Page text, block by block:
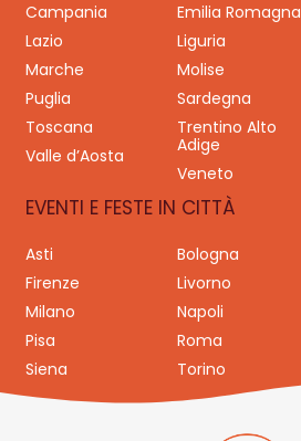
Campania
Emilia Romagna
Lazio
Liguria
Marche
Molise
Puglia
Sardegna
Toscana
Trentino Alto
Adige
Valle d’Aosta
Veneto
EVENTI E FESTE IN CITTÀ
Asti Bologna
Firenze
Livorno
Milano
Napoli
Pisa
Roma
Siena
Torino